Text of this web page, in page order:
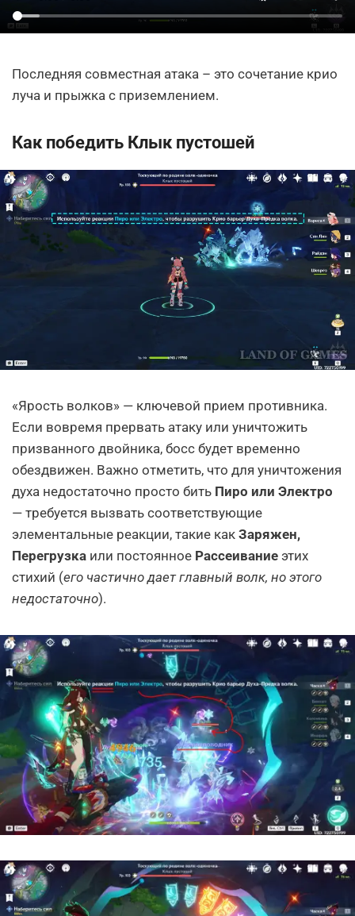
Последняя совместная атака – это сочетание крио
луча и прыжка с приземлением.
Как победить Клык пустошей
«Ярость волков» — ключевой прием противника.
Если вовремя прервать атаку или уничтожить
призванного двойника, босс будет временно
обездвижен. Важно отметить, что для уничтожения
духа недостаточно просто бить Пиро или Электро
— требуется вызвать соответствующие
элементальные реакции, такие как Заряжен,
Перегрузка или постоянное Рассеивание этих
стихий (его частично дает главный волк, но этого
недостаточно).